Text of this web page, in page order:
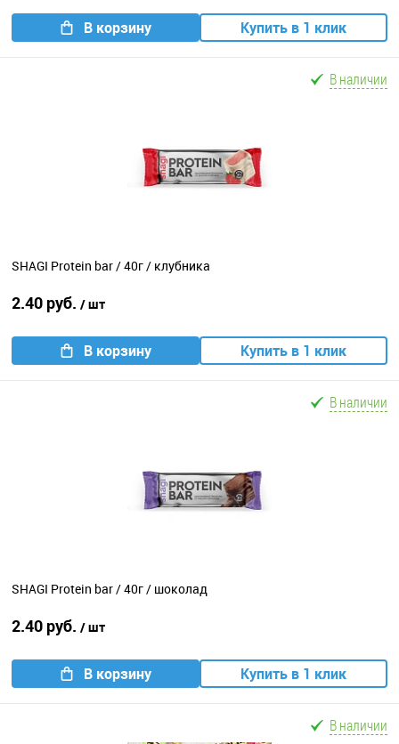
В корзину Купить в 1 клик
В наличии
SHAGI Protein bar / 40г / клубника
2.40 руб. / шт
В корзину Купить в 1 клик
В наличии
SHAGI Protein bar / 40г / шоколад
2.40 руб. / шт
В корзину Купить в 1 клик
В наличии